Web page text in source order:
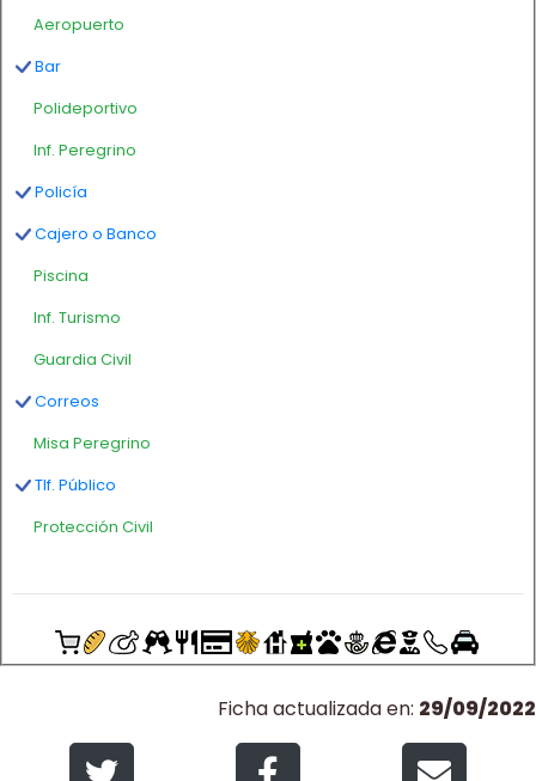
Aeropuerto
Bar
Polideportivo
Inf. Peregrino
Policía
Cajero o Banco
Piscina
Inf. Turismo
Guardia Civil
Correos
Misa Peregrino
Tlf. Público
Protección Civil
Ficha actualizada en: 29/09/2022